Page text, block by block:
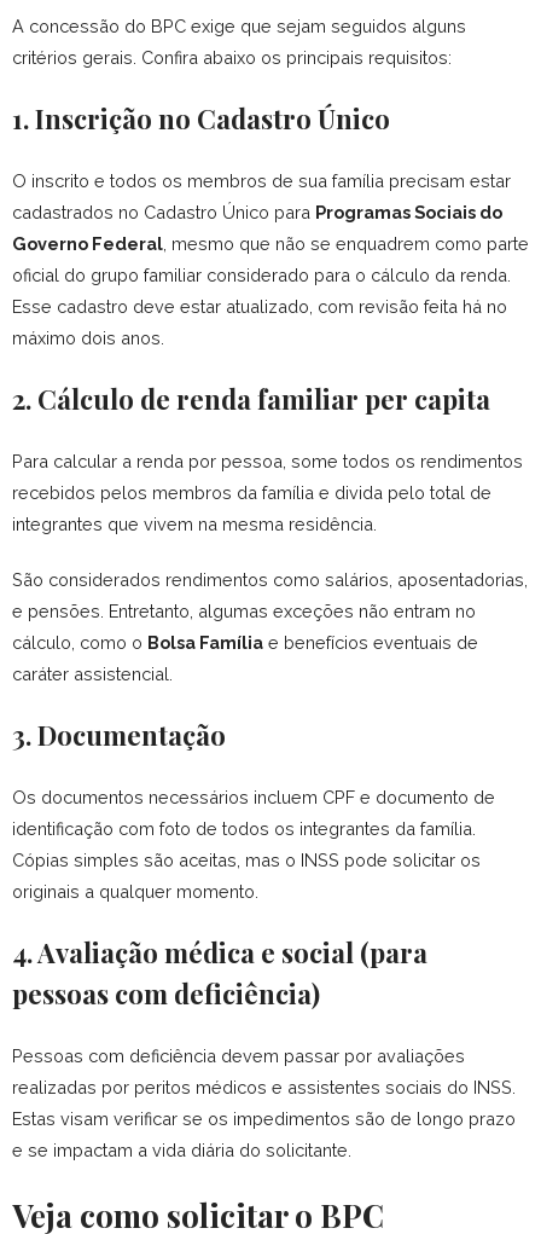
A concessão do BPC exige que sejam seguidos alguns
critérios gerais. Confira abaixo os principais requisitos:
1. Inscrição no Cadastro Único
O inscrito e todos os membros de sua família precisam estar
cadastrados no Cadastro Único para Programas Sociais do
Governo Federal , mesmo que não se enquadrem como parte
oficial do grupo familiar considerado para o cálculo da renda.
Esse cadastro deve estar atualizado, com revisão feita há no
máximo dois anos.
2. Cálculo de renda familiar per capita
Para calcular a renda por pessoa, some todos os rendimentos
recebidos pelos membros da família e divida pelo total de
integrantes que vivem na mesma residência.
São considerados rendimentos como salários, aposentadorias,
e pensões. Entretanto, algumas exceções não entram no
cálculo, como o Bolsa Família e benefícios eventuais de
caráter assistencial.
3. Documentação
Os documentos necessários incluem CPF e documento de
identificação com foto de todos os integrantes da família.
Cópias simples são aceitas, mas o INSS pode solicitar os
originais a qualquer momento.
4. Avaliação médica e social (para
pessoas com deficiência)
Pessoas com deficiência devem passar por avaliações
realizadas por peritos médicos e assistentes sociais do INSS.
Estas visam verificar se os impedimentos são de longo prazo
e se impactam a vida diária do solicitante.
Veja como solicitar o BPC